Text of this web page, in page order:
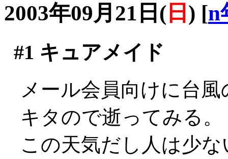
2003年09月21日( 日 ) [n
#1 キュアメイド
メール会員向けに台
キタので逝ってみる。
この天気だし人は少